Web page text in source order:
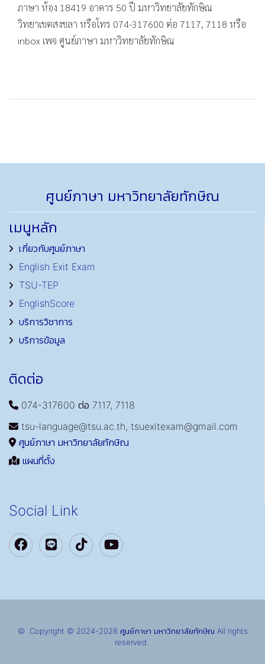
ภาษา ห้อง 18419 อาคาร 50 ปี มหาวิทยาลัยทักษิณ
วิทยาเขตสงขลา หรือโทร 074-317600 ต่อ 7117, 7118 หรือ
inbox เพจ ศูนย์ภาษา มหาวิทยาลัยทักษิณ
ศูนย์ภาษา มหาวิทยาลัยทักษิณ
เมนูหลัก
เกี่ยวกับศูนย์ภาษา
English Exit Exam
TSU-TEP
EnglishScore
บริการวิชาการ
บริการข้อมูล
ติดต่อ
074-317600 ต่อ 7117, 7118
tsu-language@tsu.ac.th, tsuexitexam@gmail.com
ศูนย์ภาษา มหาวิทยาลัยทักษิณ
แผนที่ตั้ง
Social Link
© Copyright © 2024-2028 ศูนย์ภาษา มหาวิทยาลัยทักษิณ All rights
reserved.